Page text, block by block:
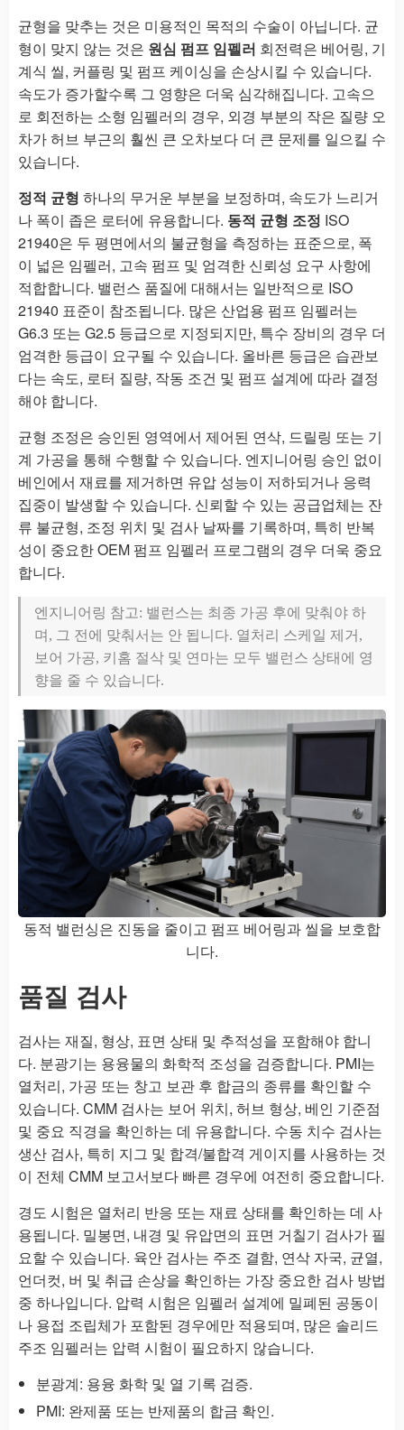
균형을 맞추는 것은 미용적인 목적의 수술이 아닙니다. 균
형이 맞지 않는 것은 원심 펌프 임펠러 회전력은 베어링, 기
계식 씰, 커플링 및 펌프 케이싱을 손상시킬 수 있습니다.
속도가 증가할수록 그 영향은 더욱 심각해집니다. 고속으
로 회전하는 소형 임펠러의 경우, 외경 부분의 작은 질량 오
차가 허브 부근의 훨씬 큰 오차보다 더 큰 문제를 일으킬 수
있습니다.
정적 균형 하나의 무거운 부분을 보정하며, 속도가 느리거
나 폭이 좁은 로터에 유용합니다. 동적 균형 조정 ISO
21940은 두 평면에서의 불균형을 측정하는 표준으로, 폭
이 넓은 임펠러, 고속 펌프 및 엄격한 신뢰성 요구 사항에
적합합니다. 밸런스 품질에 대해서는 일반적으로 ISO
21940 표준이 참조됩니다. 많은 산업용 펌프 임펠러는
G6.3 또는 G2.5 등급으로 지정되지만, 특수 장비의 경우 더
엄격한 등급이 요구될 수 있습니다. 올바른 등급은 습관보
다는 속도, 로터 질량, 작동 조건 및 펌프 설계에 따라 결정
해야 합니다.
균형 조정은 승인된 영역에서 제어된 연삭, 드릴링 또는 기
계 가공을 통해 수행할 수 있습니다. 엔지니어링 승인 없이
베인에서 재료를 제거하면 유압 성능이 저하되거나 응력
집중이 발생할 수 있습니다. 신뢰할 수 있는 공급업체는 잔
류 불균형, 조정 위치 및 검사 날짜를 기록하며, 특히 반복
성이 중요한 OEM 펌프 임펠러 프로그램의 경우 더욱 중요
합니다.
엔지니어링 참고: 밸런스는 최종 가공 후에 맞춰야 하
며, 그 전에 맞춰서는 안 됩니다. 열처리 스케일 제거,
보어 가공, 키홈 절삭 및 연마는 모두 밸런스 상태에 영
향을 줄 수 있습니다.
동적 밸런싱은 진동을 줄이고 펌프 베어링과 씰을 보호합
니다.
품질 검사
검사는 재질, 형상, 표면 상태 및 추적성을 포함해야 합니
다. 분광기는 용융물의 화학적 조성을 검증합니다. PMI는
열처리, 가공 또는 창고 보관 후 합금의 종류를 확인할 수
있습니다. CMM 검사는 보어 위치, 허브 형상, 베인 기준점
및 중요 직경을 확인하는 데 유용합니다. 수동 치수 검사는
생산 검사, 특히 지그 및 합격/불합격 게이지를 사용하는 것
이 전체 CMM 보고서보다 빠른 경우에 여전히 중요합니다.
경도 시험은 열처리 반응 또는 재료 상태를 확인하는 데 사
용됩니다. 밀봉면, 내경 및 유압면의 표면 거칠기 검사가 필
요할 수 있습니다. 육안 검사는 주조 결함, 연삭 자국, 균열,
언더컷, 버 및 취급 손상을 확인하는 가장 중요한 검사 방법
중 하나입니다. 압력 시험은 임펠러 설계에 밀폐된 공동이
나 용접 조립체가 포함된 경우에만 적용되며, 많은 솔리드
주조 임펠러는 압력 시험이 필요하지 않습니다.
분광계: 용융 화학 및 열 기록 검증.
PMI: 완제품 또는 반제품의 합금 확인.